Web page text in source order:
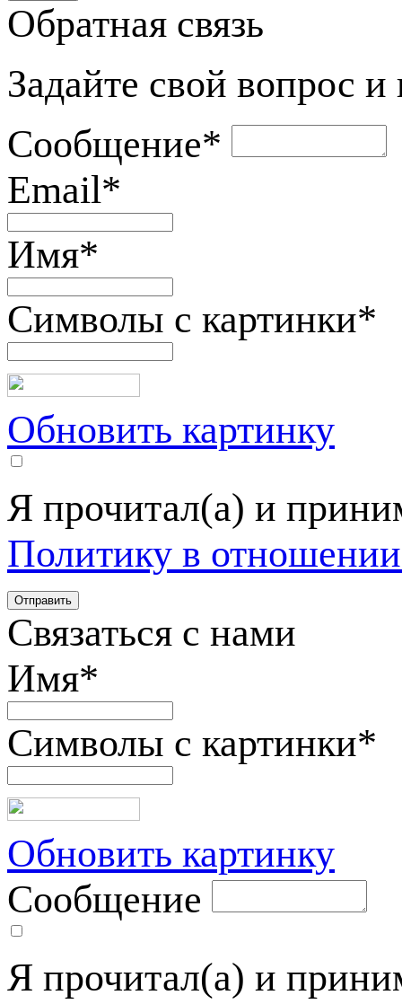
Обратная связь
Задайте свой вопрос
Сообщение*
Email*
Имя*
Символы с картинки*
Обновить картинку
Я прочитал(а) и
Политику в
Связаться с нами
Имя*
Символы с картинки*
Обновить картинку
Сообщение
Я прочитал(а) и